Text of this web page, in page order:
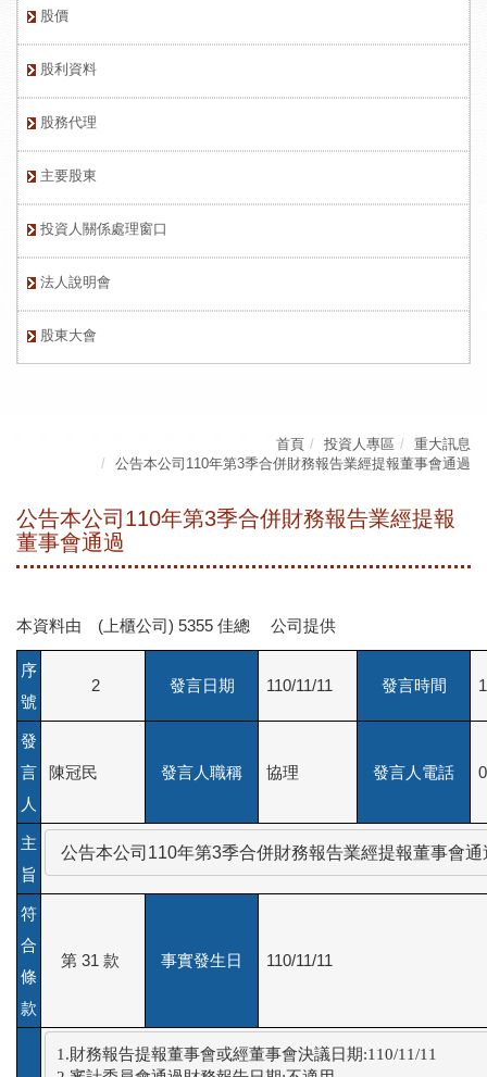
股價
股利資料
股務代理
主要股東
投資人關係處理窗口
法人說明會
股東大會
首頁 投資人專區
重大訊息
公告本公司110年第3季合併財務報告業經提報董事會通過
公告本公司110年第3季合併財務報告業經提報
董事會通過
本資料由 (上櫃公司) 5355 佳總 公司提供
序
號
2 發言日期 110/11/11 發言時間
發
言
人
陳冠民 發言人職稱 協理 發言人電話
主
旨
公告本公司110年第3季合併財務報告業經提報董事會通
符
合
條
款
第 31 款 事實發生日 110/11/11
1.財務報告提報董事會或經董事會決議日期:110/11/11